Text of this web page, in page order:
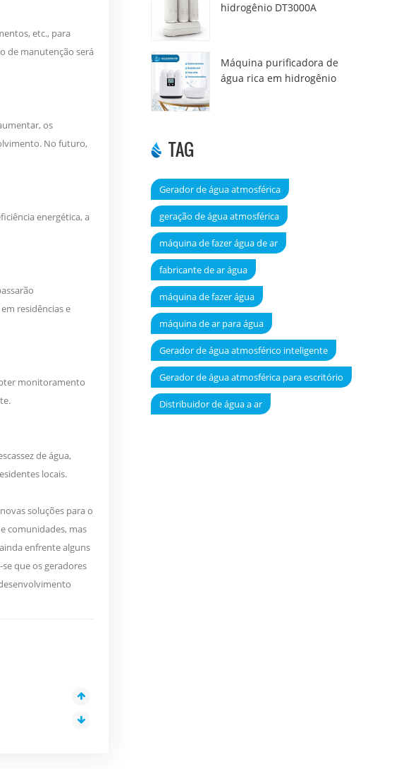
etc., para
de manutenção será
os
No futuro,
energética, a
residências e
monitoramento
de água,
locais.
soluções para o
comunidades, mas
enfrente alguns
que os geradores
hidrogênio DT3000A
Máquina purificadora de
água rica em hidrogênio
TAG
Gerador de água atmosférica
geração de água atmosférica
máquina de fazer água de ar
fabricante de ar água
máquina de fazer água
máquina de ar para água
Gerador de água atmosférico inteligente
Gerador de água atmosférica para escritório
Distribuidor de água a ar